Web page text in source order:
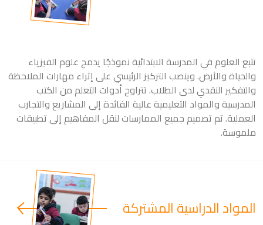
تتبع العلوم في المدرسة الابتدائية نموذجًا يدمج علوم الفيزياء
والحياة والأرض. وينصب التركيز الرئيسي على إثراء مهارات الملاحظة
والتفكير النقدي لدى الطلاب. تتراوح أدوات التعلم من الكتب
المدرسية والمواد التعليمية عالية الفائدة إلى المشاريع والتجارب
العملية. تم تصميم جميع الممارسات لنقل المفاهيم إلى تطبيقات
ملموسة.
المواد الدراسية المشتركة